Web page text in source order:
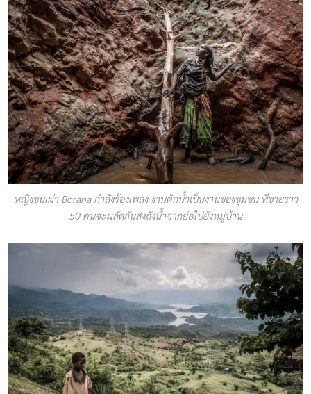
หญิงชนเผ่า Borana กำลังร้องเพลง งานตักน้ำเป็นงานของชุมชน ที่ชายราว
50 คนจะผลัดกันส่งถังน้ำจากย่อไปยังหมู่บ้าน